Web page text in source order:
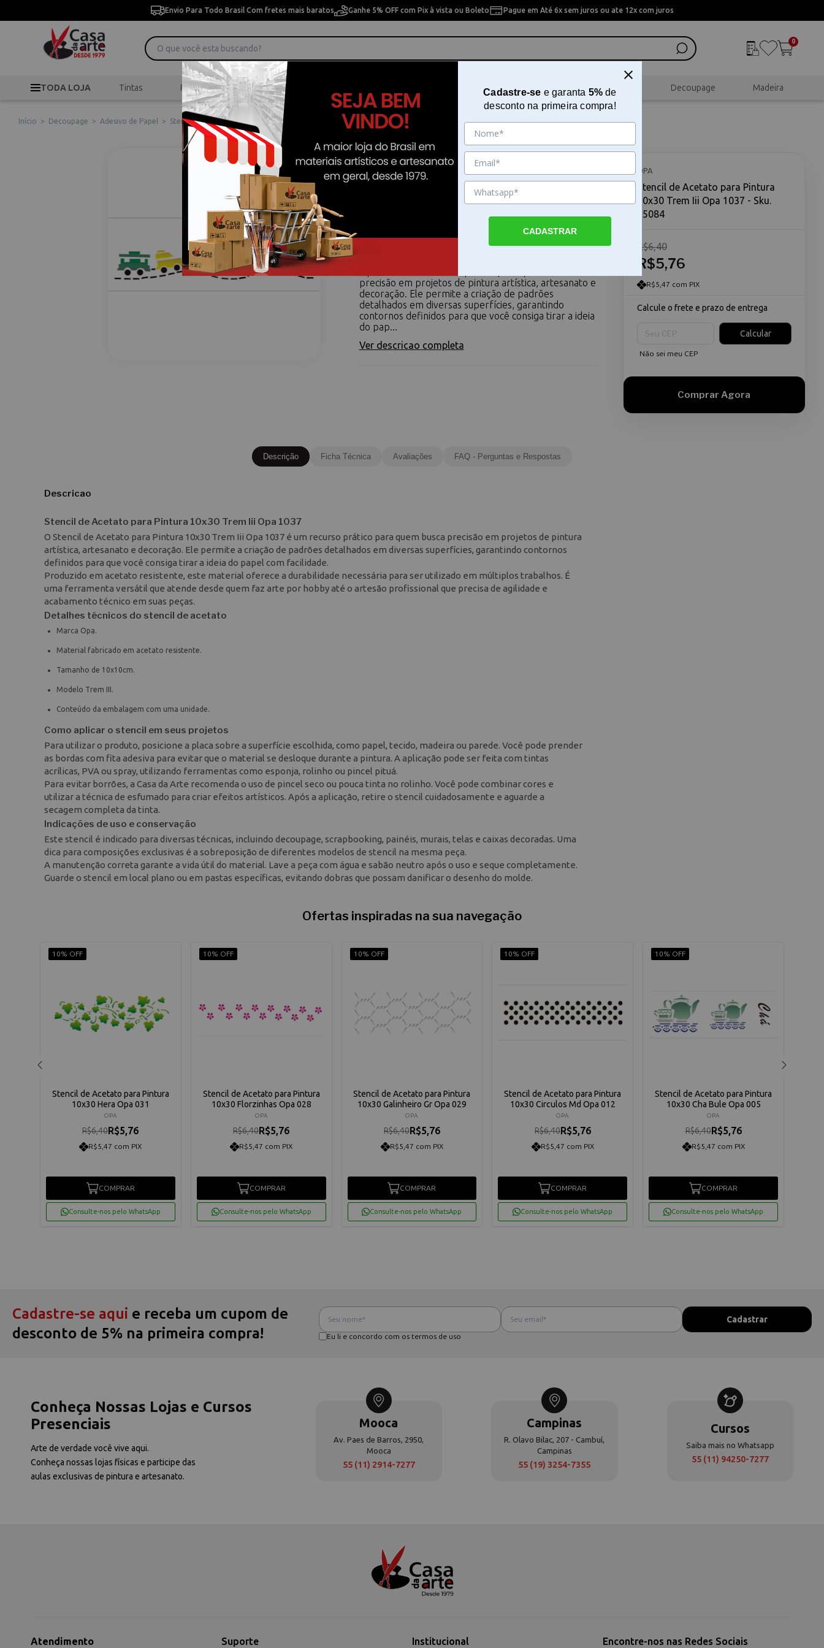
Envio Para Todo Brasil Com fretes mais baratos Ganhe 5% OFF com Pix à vista ou Boleto Pague em Até 6x sem juros ou ate 12x com juros
0
TODA LOJA Tintas Pincéis Desenho Pintura Artesanal Scrapbook Decoupage Madeira
Início > Decoupage > Adesivo de Papel > Stencil de Acetato para Pintura 10x30 Trem Iii Opa 1037
Stencil de Acetato para Pintura 10x30
Trem Iii Opa 1037
Stencil de Acetato para Pintura 10x30 Trem Iii Opa
precisão em projetos de pintura artística, artesanato e
decoração. Ele permite a criação de padrões
detalhados em diversas superfícies, garantindo
contornos definidos para que você consiga tirar a ideia
do pap...
Ver descricao completa
OPA
Stencil de Acetato para Pintura
10x30 Trem Iii Opa 1037 - Sku.
65084
R$5,76
R$6,40
R$5,47 com PIX
Calcule o frete e prazo de entrega
Calcular
Não sei meu CEP
Descrição Ficha Técnica Avaliações FAQ - Perguntas e Respostas
Descricao
Stencil de Acetato para Pintura 10x30 Trem Iii Opa 1037
O Stencil de Acetato para Pintura 10x30 Trem Iii Opa 1037 é um recurso prático para quem busca precisão em projetos de pintura
artística, artesanato e decoração. Ele permite a criação de padrões detalhados em diversas superfícies, garantindo contornos
definidos para que você consiga tirar a ideia do papel com facilidade.
Produzido em acetato resistente, este material oferece a durabilidade necessária para ser utilizado em múltiplos trabalhos. É
uma ferramenta versátil que atende desde quem faz arte por hobby até o artesão profissional que precisa de agilidade e
acabamento técnico em suas peças.
Detalhes técnicos do stencil de acetato
Marca Opa.
Material fabricado em acetato resistente.
Tamanho de 10x10cm.
Modelo Trem III.
Conteúdo da embalagem com uma unidade.
Como aplicar o stencil em seus projetos
Para utilizar o produto, posicione a placa sobre a superfície escolhida, como papel, tecido, madeira ou parede. Você pode prender
as bordas com fita adesiva para evitar que o material se desloque durante a pintura. A aplicação pode ser feita com tintas
acrílicas, PVA ou spray, utilizando ferramentas como esponja, rolinho ou pincel pituá.
Para evitar borrões, a Casa da Arte recomenda o uso de pincel seco ou pouca tinta no rolinho. Você pode combinar cores e
utilizar a técnica de esfumado para criar efeitos artísticos. Após a aplicação, retire o stencil cuidadosamente e aguarde a
secagem completa da tinta.
Indicações de uso e conservação
Este stencil é indicado para diversas técnicas, incluindo decoupage, scrapbooking, painéis, murais, telas e caixas decoradas. Uma
dica para composições exclusivas é a sobreposição de diferentes modelos de stencil na mesma peça.
A manutenção correta garante a vida útil do material. Lave a peça com água e sabão neutro após o uso e seque completamente.
Guarde o stencil em local plano ou em pastas específicas, evitando dobras que possam danificar o desenho do molde.
Ofertas inspiradas na sua navegação
10% OFF
Stencil de Acetato para Pintura
10x30 Hera Opa 031
OPA
R$6,40R$5,76
R$5,47 com PIX
COMPRAR
Consulte-nos pelo WhatsApp
10% OFF
Stencil de Acetato para Pintura
10x30 Florzinhas Opa 028
OPA
R$6,40R$5,76
R$5,47 com PIX
COMPRAR
Consulte-nos pelo WhatsApp
10% OFF
Stencil de Acetato para Pintura
10x30 Galinheiro Gr Opa 029
OPA
R$6,40R$5,76
R$5,47 com PIX
COMPRAR
Consulte-nos pelo WhatsApp
10% OFF
Stencil de Acetato para Pintura
10x30 Circulos Md Opa 012
OPA
R$6,40R$5,76
R$5,47 com PIX
COMPRAR
Consulte-nos pelo WhatsApp
10% OFF
Stencil de Acetato para Pintura
10x30 Cha Bule Opa 005
OPA
R$6,40R$5,76
R$5,47 com PIX
COMPRAR
Consulte-nos pelo WhatsApp
Cadastre-se aqui e receba um cupom de
desconto de 5% na primeira compra!
Eu li e concordo com os termos de uso
Conheça Nossas Lojas e Cursos
Presenciais
Arte de verdade você vive aqui.
Conheça nossas lojas físicas e participe das
aulas exclusivas de pintura e artesanato.
Mooca
Av. Paes de Barros, 2950,
Mooca
55 (11) 2914-7277
Campinas
R. Olavo Bilac, 207 - Cambuí,
Campinas
55 (19) 3254-7355
Cursos
Saiba mais no Whatsapp
55 (11) 94250-7277
Atendimento Suporte Institucional Encontre-nos nas Redes Sociais
Cadastre-se e garanta 5%de
desconto na primeira compra!
CADASTRAR